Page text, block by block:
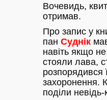
Вочевидь,
отримав.
Про запис у
пан Суднік
навіть якщо
стояли лава,
розпорядився
захоронення.
поділи невідь-